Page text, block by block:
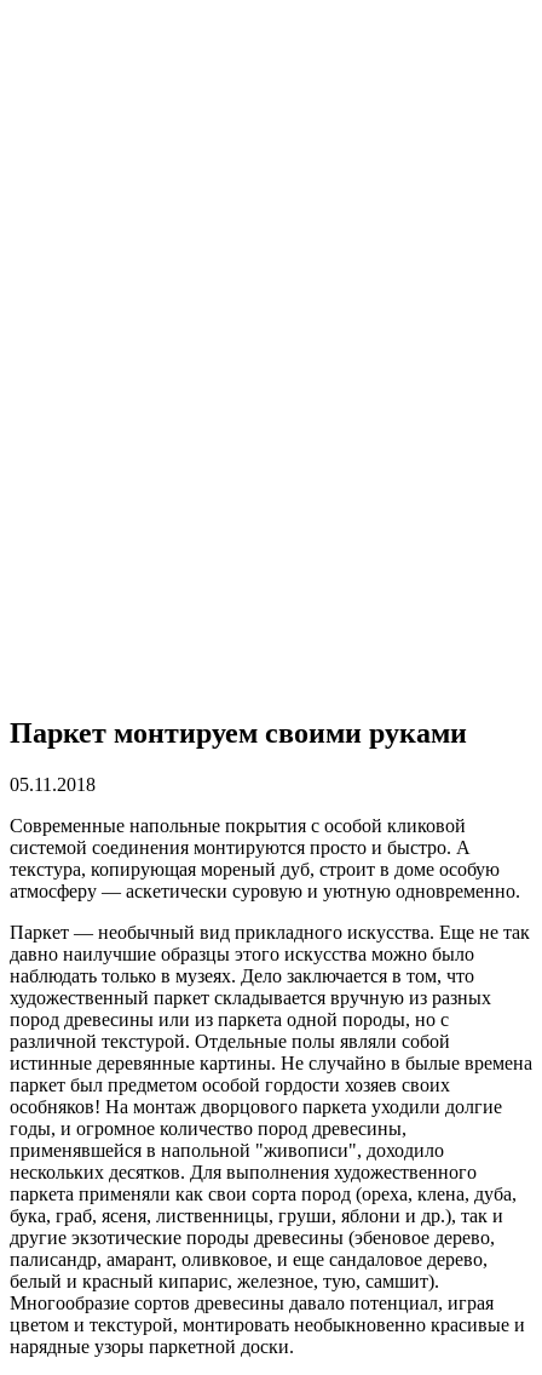
Паркет монтируем своими руками
05.11.2018
Современные напольные покрытия с особой кликовой
системой соединения монтируются просто и быстро. А
текстура, копирующая мореный дуб, строит в доме особую
атмосферу — аскетически суровую и уютную одновременно.
Паркет — необычный вид прикладного искусства. Еще не так
давно наилучшие образцы этого искусства можно было
наблюдать только в музеях. Дело заключается в том, что
художественный паркет складывается вручную из разных
пород древесины или из паркета одной породы, но с
различной текстурой. Отдельные полы являли собой
истинные деревянные картины. Не случайно в былые времена
паркет был предметом особой гордости хозяев своих
особняков! На монтаж дворцового паркета уходили долгие
годы, и огромное количество пород древесины,
применявшейся в напольной "живописи", доходило
нескольких десятков. Для выполнения художественного
паркета применяли как свои сорта пород (ореха, клена, дуба,
бука, граб, ясеня, лиственницы, груши, яблони и др.), так и
другие экзотические породы древесины (эбеновое дерево,
палисандр, амарант, оливковое, и еще сандаловое дерево,
белый и красный кипарис, железное, тую, самшит).
Многообразие сортов древесины давало потенциал, играя
цветом и текстурой, монтировать необыкновенно красивые и
нарядные узоры паркетной доски.